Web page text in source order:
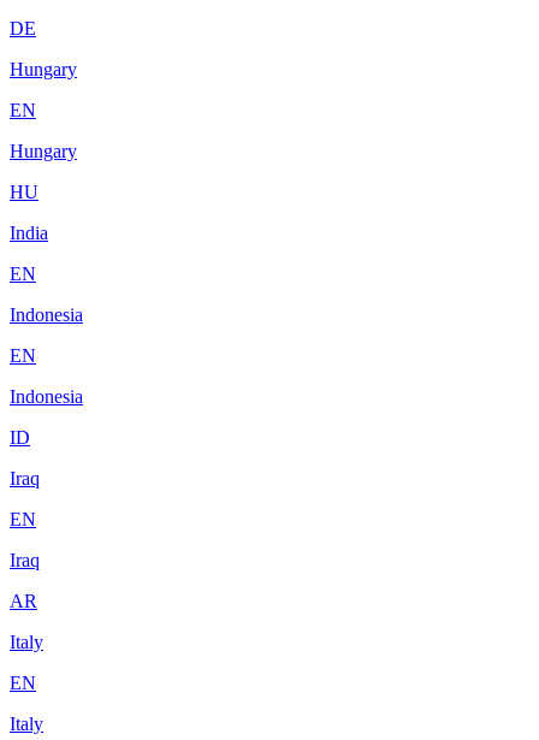
DE
Hungary
EN
Hungary
HU
India
EN
Indonesia
EN
Indonesia
ID
Iraq
EN
Iraq
AR
Italy
EN
Italy